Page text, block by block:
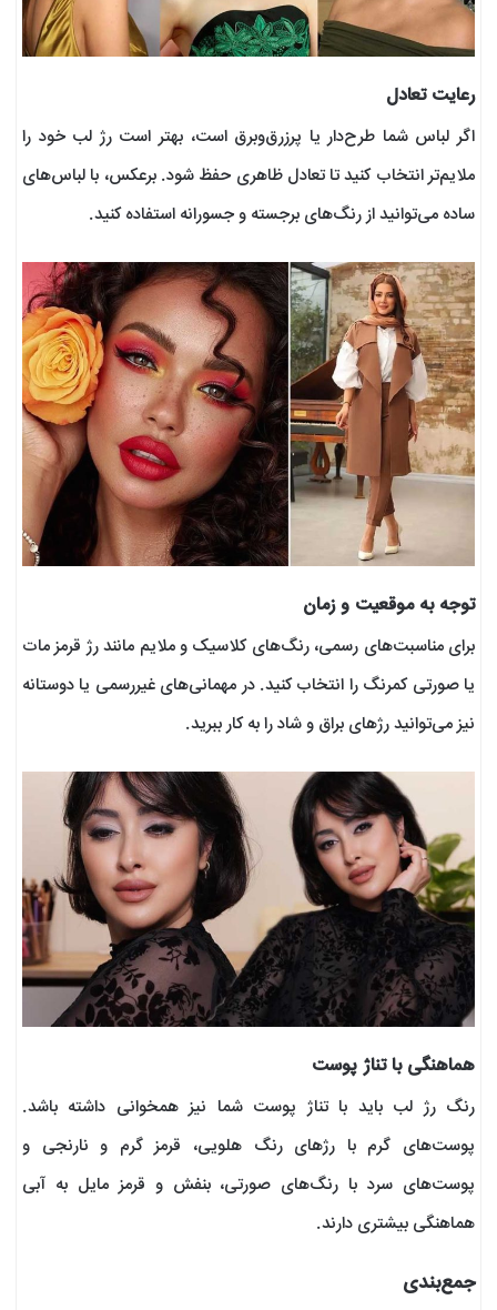
رعایت تعادل
اگر لباس شما طرح‌دار یا پرزرق‌وبرق است، بهتر است رژ لب خود را
ملایم‌تر انتخاب کنید تا تعادل ظاهری حفظ شود. برعکس، با لباس‌های
ساده می‌توانید از رنگ‌های برجسته و جسورانه استفاده کنید.
توجه به موقعیت و زمان
برای مناسبت‌های رسمی، رنگ‌های کلاسیک و ملایم مانند رژ قرمز مات
یا صورتی کمرنگ را انتخاب کنید. در مهمانی‌های غیررسمی یا دوستانه
نیز می‌توانید رژهای براق و شاد را به کار ببرید.
هماهنگی با تناژ پوست
رنگ رژ لب باید با تناژ پوست شما نیز همخوانی داشته باشد.
پوست‌های گرم با رژهای رنگ هلویی، قرمز گرم و نارنجی و
پوست‌های سرد با رنگ‌های صورتی، بنفش و قرمز مایل به آبی
هماهنگی بیشتری دارند.
جمع‌بندی